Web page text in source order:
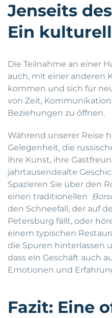
Jenseits
Ein
Die Teilnahme an einer
auch, mit einer anderen
kommen und sich für
von Zeit,
Beziehungen zu öffnen.
Während unserer Reise
Gelegenheit, die
ihre Kunst, ihre
jahrtausendealte
Spazieren Sie über den
einen traditionellen
den Schneefall, der auf
Petersburg fällt, oder
einem typischen
die Spuren hinterlassen
dass ein Geschäft auch
Emotionen und
Fazit: Eine